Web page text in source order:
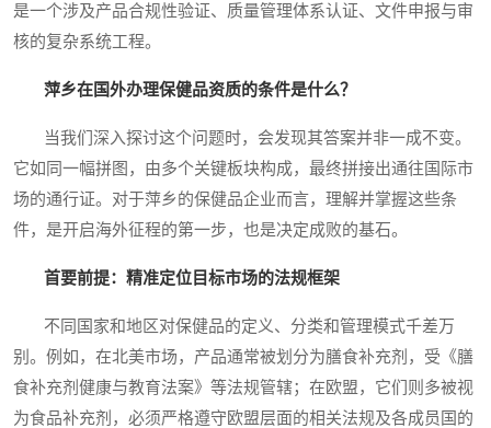
是一个涉及产品合规性验证、质量管理体系认证、文件申报与审
核的复杂系统工程。
萍乡在国外办理保健品资质的条件是什么？
当我们深入探讨这个问题时，会发现其答案并非一成不变。
它如同一幅拼图，由多个关键板块构成，最终拼接出通往国际市
场的通行证。对于萍乡的保健品企业而言，理解并掌握这些条
件，是开启海外征程的第一步，也是决定成败的基石。
首要前提：精准定位目标市场的法规框架
不同国家和地区对保健品的定义、分类和管理模式千差万
别。例如，在北美市场，产品通常被划分为膳食补充剂，受《膳
食补充剂健康与教育法案》等法规管辖；在欧盟，它们则多被视
为食品补充剂，必须严格遵守欧盟层面的相关法规及各成员国的